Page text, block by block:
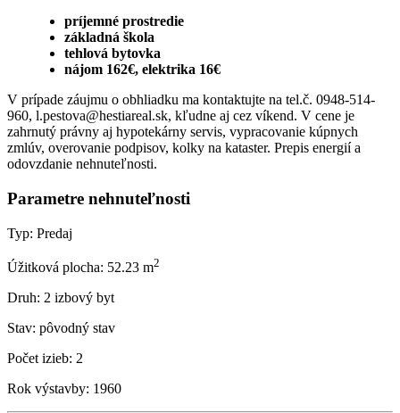
príjemné prostredie
základná škola
tehlová bytovka
nájom 162€, elektrika 16€
V prípade záujmu o obhliadku ma kontaktujte na tel.č. 0948-514-
960, l.pestova@hestiareal.sk, kľudne aj cez víkend. V cene je
zahrnutý právny aj hypotekárny servis, vypracovanie kúpnych
zmlúv, overovanie podpisov, kolky na kataster. Prepis energií a
odovzdanie nehnuteľnosti.
Parametre nehnuteľnosti
Typ: Predaj
Úžitková plocha: 52.23 m2
Druh: 2 izbový byt
Stav: pôvodný stav
Počet izieb: 2
Rok výstavby: 1960